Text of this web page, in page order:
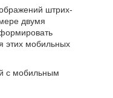
штрих-
двумя
этих мобильных
с мобильным